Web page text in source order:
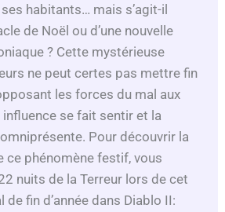
habitants… mais s’agit-il
de Noël ou d’une nouvelle
? Cette mystérieuse
ne peut certes pas mettre fin
les forces du mal aux
se fait sentir et la
Pour découvrir la
ce phénomène festif, vous
nuits de la Terreur lors de cet
fin d’année dans Diablo II: